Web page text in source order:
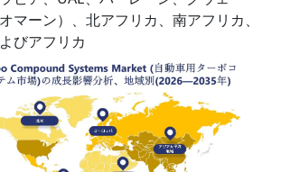
マーン）、北アフリカ、南アフリカ、
びアフリカ